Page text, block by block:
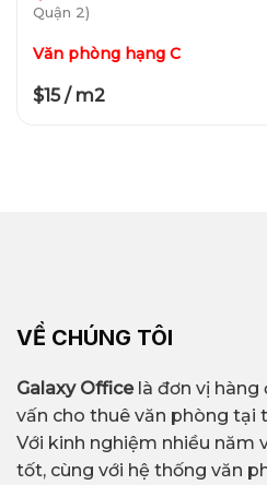
Quận 2)
Văn phòng hạng C
$15 / m2
VỀ CHÚNG TÔI
Galaxy Officelà đơn vị hàng
vấn cho thuê văn phòng tại
Với kinh nghiệm nhiều năm
tốt, cùng với hệ thống văn